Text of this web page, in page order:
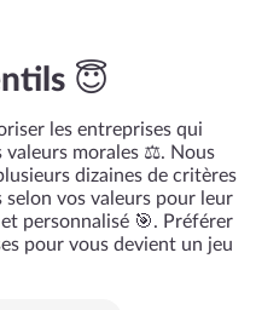
😇
les entreprises qui
valeurs morales ⚖️. Nous
dizaines de critères
vos valeurs pour leur
personnalisé 🎯. Préférer
pour vous devient un jeu